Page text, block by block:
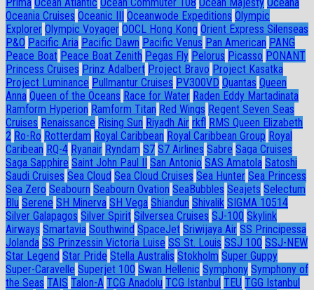
Prima Ocean Atlantic Ocean Commuter 108 Ocean Majesty Oceana
Oceania Cruises Oceanic III Oceanwode Expeditions Olympic
Explorer Olympic Voyager OOCL Hong Kong Orient Express Silenseas
P&O Pacific Aria Pacific Dawn Pacific Venus Pan American PANG
Peace Boat Peace Boat Zenith Pegas Fly Pelorus Picasso PONANT
Princess Cruises Prinz Adalbert Project Bravo Project Kasatka
Project Luminance Pullmantur Cruises PV300VD Quantas Queen
Anna Queen of the Oceans Race for Water Raden Eddy Martadinata
Ramform Hyperion Ramform Titan Red Wings Regent Seven Seas
Cruises Renaissance Rising Sun Riyadh Air rkfl RMS Queen Elizabeth
2 Ro-Ro Rotterdam Royal Caribbean Royal Caribbean Group Royal
Caribean RQ-4 Ryanair Ryndam S7 S7 Airlines Sabre Saga Cruises
Saga Sapphire Saint John Paul II San Antonio SAS Amatola Satoshi
Saudi Cruises Sea Cloud Sea Cloud Cruises Sea Hunter Sea Princess
Sea Zero Seabourn Seabourn Ovation SeaBubbles Seajets Selectum
Blu Serene SH Minerva SH Vega Shiandun Shivalik SIGMA 10514
Silver Galapagos Silver Spirit Silversea Cruises SJ-100 Skylink
Airways Smartavia Southwind SpaceJet Sriwijaya Air SS Principessa
Jolanda SS Prinzessin Victoria Luise SS St. Louis SSJ 100 SSJ-NEW
Star Legend Star Pride Stella Australis Stokholm Super Guppy
Super-Caravelle Superjet 100 Swan Hellenic Symphony Symphony of
the Seas TAIS Talon-A TCG Anadolu TCG Istanbul TEU TGG Istanbul